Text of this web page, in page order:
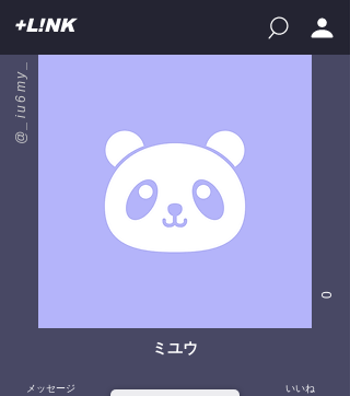
+L!NK
@_iu6my_
0
ミユウ
メッセージ
いいね